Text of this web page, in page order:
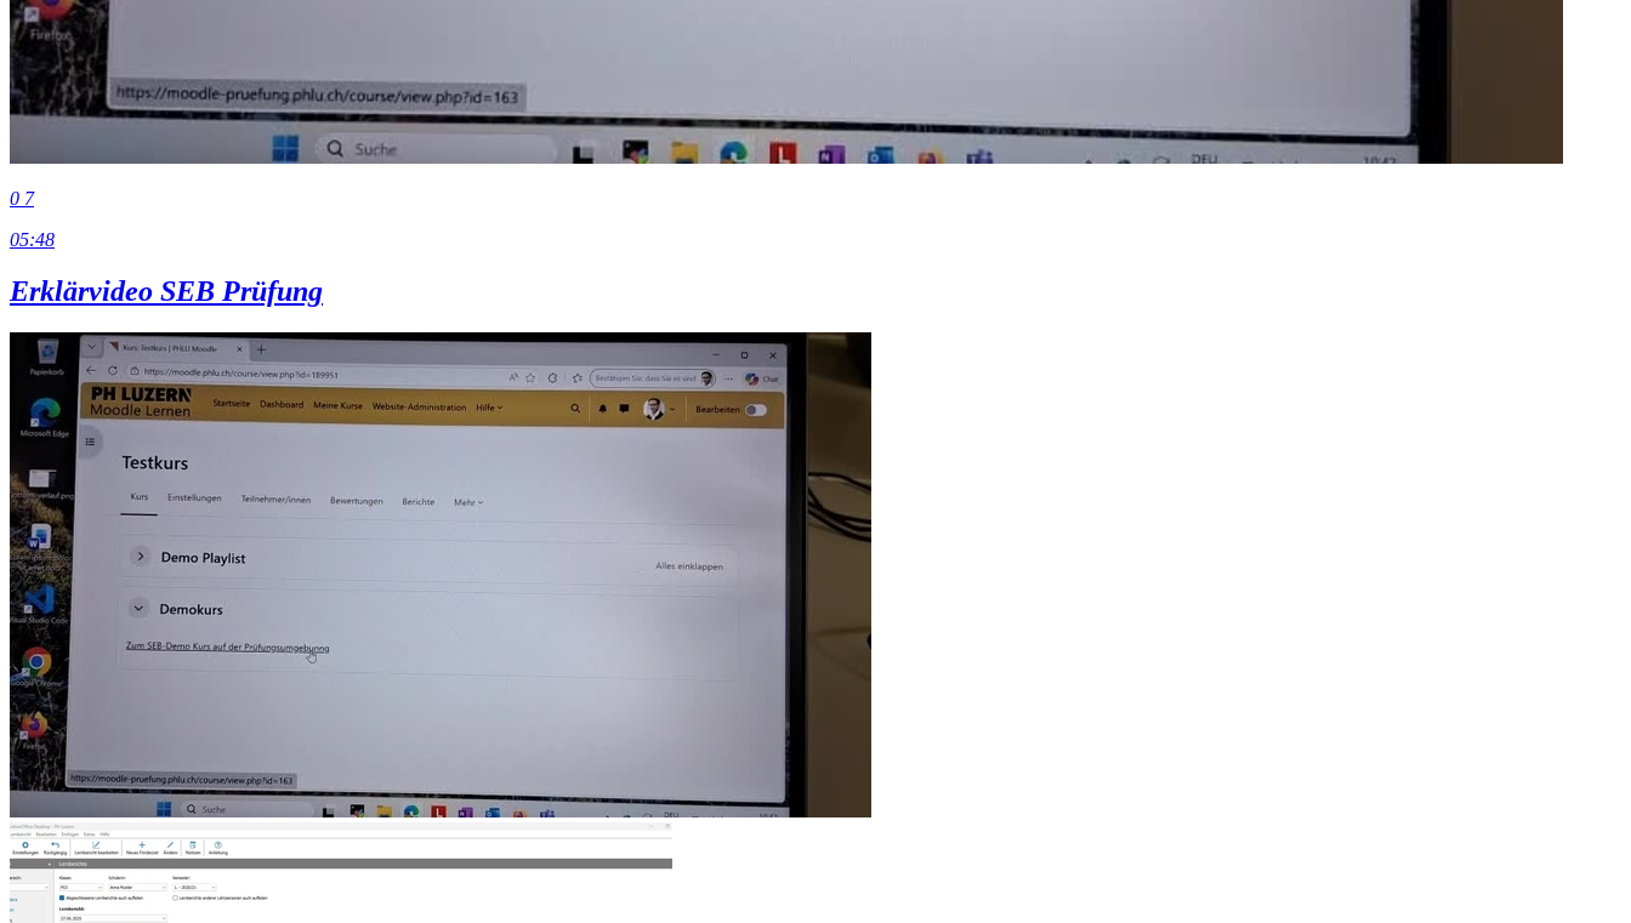
0 7
05:48
Erklärvideo SEB Prüfung